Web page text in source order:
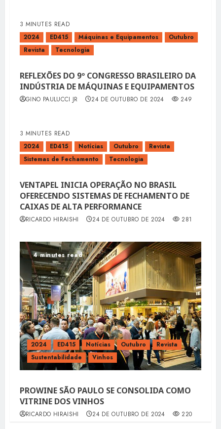
3 MINUTES READ
2024
ED415 Máquinas e Equipamentos
Outubro
Revista
Tecnologia
REFLEXÕES DO 9º CONGRESSO BRASILEIRO DA
INDÚSTRIA DE MÁQUINAS E EQUIPAMENTOS
GINO PAULUCCI JR 24 DE OUTUBRO DE 2024 249
3 MINUTES READ
2024
ED415 Notícias Outubro
Revista
Sistemas de Fechamento
Tecnologia
VENTAPEL INICIA OPERAÇÃO NO BRASIL
OFERECENDO SISTEMAS DE FECHAMENTO DE
CAIXAS DE ALTA PERFORMANCE
RICARDO HIRAISHI 24 DE OUTUBRO DE 2024 281
4 minutes read
2024 ED415 Notícias Outubro
Revista
Sustentabilidade
Vinhos
PROWINE SÃO PAULO SE CONSOLIDA COMO
VITRINE DOS VINHOS
RICARDO HIRAISHI 24 DE OUTUBRO DE 2024 220